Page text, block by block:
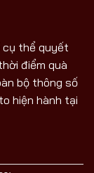
cụ thể quyết
điểm quà
bộ thông số
hiện hành tại